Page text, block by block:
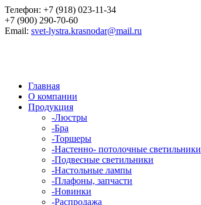
Телефон: +7 (918) 023-11-34
+7 (900) 290-70-60
Email: svet-lystra.krasnodar@mail.ru
Главная
О компании
Продукция
-Люстры
-Бра
-Торшеры
-Настенно- потолочные светильники
-Подвесные светильники
-Настольные лампы
-Плафоны, запчасти
-Новинки
-Распродажа